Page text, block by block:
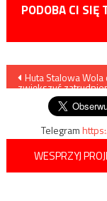
PODOBA CI SIĘ
Nawigacja
wpisu
Huta Stalowa Wola
zwiększyć
Telegram
WESPRZYJ